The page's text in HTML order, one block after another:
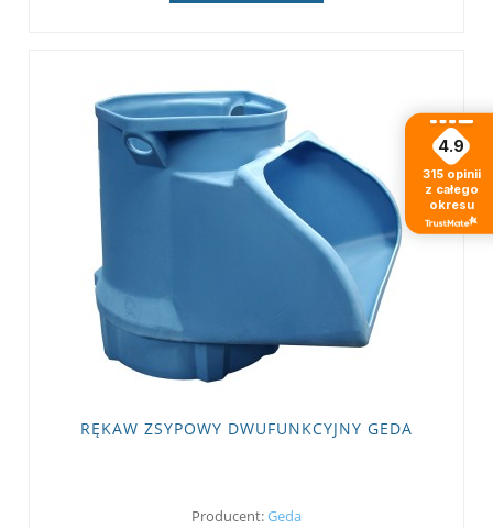
RĘKAW ZSYPOWY DWUFUNKCYJNY GEDA
Producent:Geda
4.9
315 opinii
z całego
okresu